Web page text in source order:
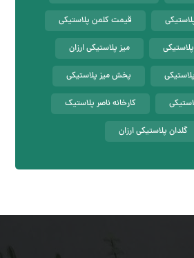
قیمت کلمن پلاستیکی
میز پلاستیکی ارزان
پخش میز پلاستیکی
کارخانه ناصر پلاستیک
گلدان پلاستیکی ارزان